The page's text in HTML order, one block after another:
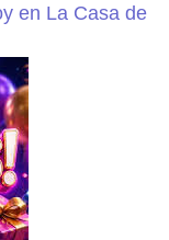
en La Casa de